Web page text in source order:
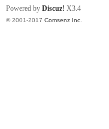
Powered by Discuz! X3.4
© 2001-2017 Comsenz Inc.